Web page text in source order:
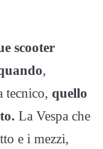
scooter
,
tecnico, quello
La Vespa che
e i mezzi,